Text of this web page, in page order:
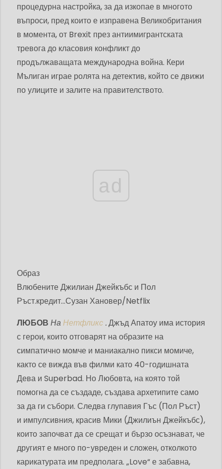
процедурна настройка, за да изкопае в многото
въпроси, пред които е изправена Великобритания
в момента, от Brexit през антиимигрантската
тревога до класовия конфликт до
продължаващата международна война. Кери
Мълиган играе ролята на детектив, който се движи
по улиците и залите на правителството.
ad
Образ
Влюбените Джилиан Джейкъбс и Пол
Ръст.кредит...Сузан Хановер/Netflix
ЛЮБОВ НаНетфликс .Джъд Апатоу има история
с герои, които отговарят на образите на
симпатично момче и маниакално пикси момиче,
както се вижда във филми като 40-годишната
Дева и Superbad. Но Любовта, на която той
помогна да се създаде, създава архетипите само
за да ги събори. Следва глупавия Гъс (Пол Ръст)
и импулсивния, красив Мики (Джилиън Джейкъбс),
които започват да се срещат и бързо осъзнават, че
другият е много по-увреден и сложен, отколкото
карикатурата им предполага. „Love“ е забавна,